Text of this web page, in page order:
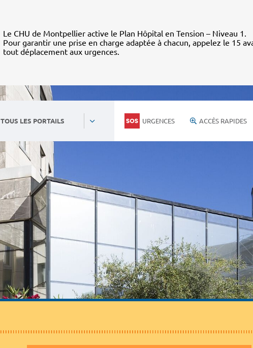
Le CHU de Montpellier active le Plan Hôpital en Tension – Niveau 1.
Pour garantir une prise en charge adaptée à chacun, appelez le 15
tout déplacement aux urgences.
TOUS LES PORTAILS URGENCES ACCÈS RAPIDES